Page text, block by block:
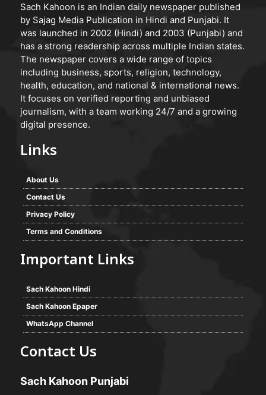
Sach Kahoon is an Indian daily newspaper published
by Sajag Media Publication in Hindi and Punjabi. It
was launched in 2002 (Hindi) and 2003 (Punjabi) and
has a strong readership across multiple Indian states.
The newspaper covers a wide range of topics
including business, sports, religion, technology,
health, education, and national & international news.
It focuses on verified reporting and unbiased
journalism, with a team working 24/7 and a growing
digital presence.
Links
About Us
Contact Us
Privacy Policy
Terms and Conditions
Important Links
Sach Kahoon Hindi
Sach Kahoon Epaper
WhatsApp Channel
Contact Us
Sach Kahoon Punjabi